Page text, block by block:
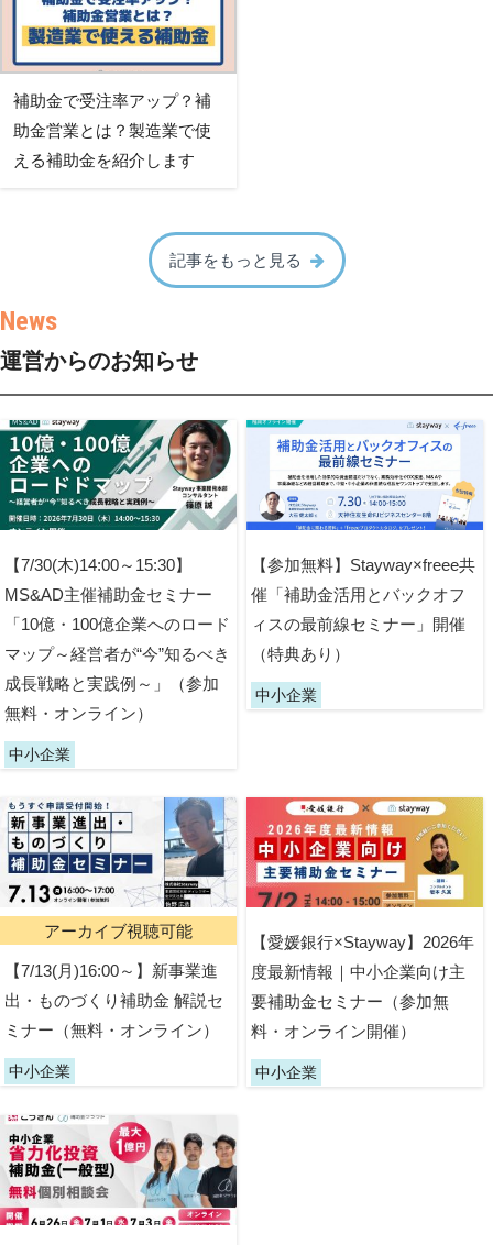
補助金で受注率アップ？補
助金営業とは？製造業で使
える補助金を紹介します
記事をもっと見る
運営からのお知らせ
【7/30(木)14:00～15:30】
MS&AD主催補助金セミナー
「10億・100億企業へのロード
マップ～経営者が“今”知るべき
成長戦略と実践例～」（参加
無料・オンライン）
中小企業
【参加無料】Stayway×freee共
催「補助金活用とバックオフ
ィスの最前線セミナー」開催
（特典あり）
中小企業
アーカイブ視聴可能
【7/13(月)16:00～】新事業進
出・ものづくり補助金 解説セ
ミナー（無料・オンライン）
中小企業
【愛媛銀行×Stayway】2026年
度最新情報｜中小企業向け主
要補助金セミナー（参加無
料・オンライン開催）
中小企業